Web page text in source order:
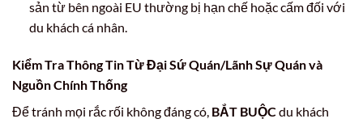
sản từ bên ngoài EU thường bị hạn chế hoặc cấm đối với
du khách cá nhân.
Kiểm Tra Thông Tin Từ Đại Sứ Quán/Lãnh Sự Quán và
Nguồn Chính Thống
Để tránh mọi rắc rối không đáng có, BẮT BUỘCdu khách